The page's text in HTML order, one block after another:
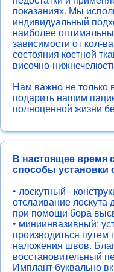
показаниях. Мы
индивидуальный
наиболее
зависимости от кол-
состояния костной
височно-
Нам важно не только
подарить нашим
полноценной жизни
В настоящее время
способы установки
• лоскутный -
отслаивание лоскута
при помощи бора
• миниинвазивный:
производиться путем
наложения швов.
восстановительный
Имплант буквально